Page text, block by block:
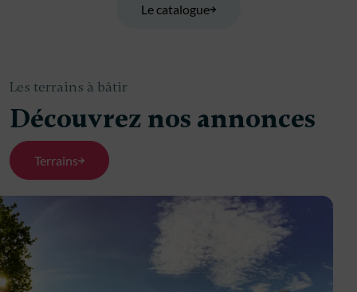
Le catalogue
Les terrains à bâtir
Découvrez nos annonces
Terrains